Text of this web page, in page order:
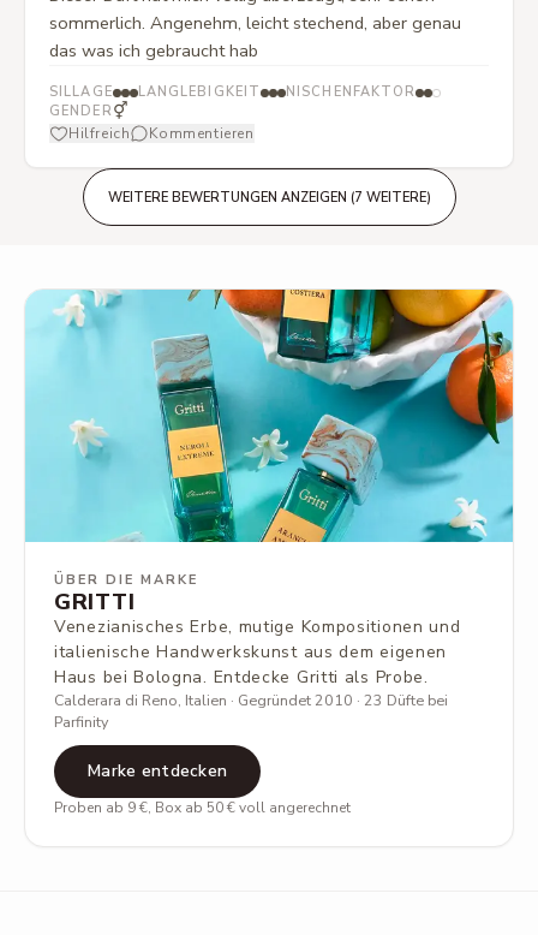
sommerlich. Angenehm, leicht stechend, aber genau
das was ich gebraucht hab
SILLAGE LANGLEBIGKEIT
NISCHENFAKTOR
GENDER ⚥
Hilfreich Kommentieren
WEITERE BEWERTUNGEN ANZEIGEN (7 WEITERE)
ÜBER DIE MARKE
GRITTI
Venezianisches Erbe, mutige Kompositionen und
italienische Handwerkskunst aus dem eigenen
Haus bei Bologna. Entdecke Gritti als Probe.
Calderara di Reno, Italien · Gegründet 2010 · 23 Düfte bei
Parfinity
Marke entdecken
Proben ab 9 €, Box ab 50 € voll angerechnet